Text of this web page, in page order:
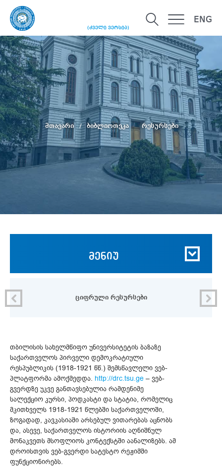
(ძველი ვერსია)
ENG
მთავარი ბიბლიოთეკა რესურსები
მენიუ
ციფრული რესურსები
თბილისის სახელმწიფო უნივერსიტეტის ბაზაზე
საქართველოს პირველი დემოკრატიული
რესპუბლიკის (1918-1921 წწ.) შემსწავლელი ვებ-
პლატფორმა ამოქმედდა. http://drc.tsu.ge – ვებ-
გვერდზე უკვე განთავსებულია რამდენიმე
სალექციო კურსი, პოდკასტი და სტატია, რომელიც
მკითხველს 1918-1921 წლებში საქართველოში,
ზოგადად, კავკასიაში არსებულ ვითარებას აცნობს
და, ასევე, საქართველოს ისტორიის აღნიშნულ
მონაკვეთს მსოფლიოს კონტექსტში აანალიზებს. ამ
დროისთვის ვებ-გვერდი სატესტო რეჟიმში
ფუნქციონირებს.